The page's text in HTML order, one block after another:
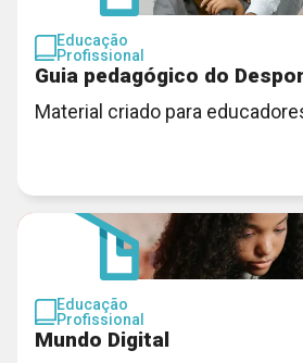
Educação
Profissional
Guia pedagógico do
Material criado para
Educação
Profissional
Mundo Digital